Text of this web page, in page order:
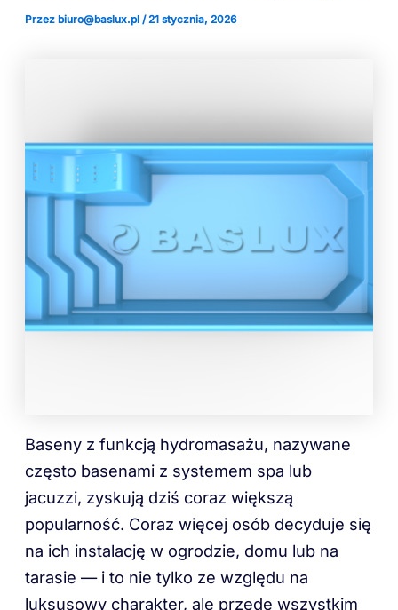
Przezbiuro@baslux.pl/21 stycznia, 2026
Baseny z funkcją hydromasażu, nazywane
często basenami z systemem spa lub
jacuzzi, zyskują dziś coraz większą
popularność. Coraz więcej osób decyduje się
na ich instalację w ogrodzie, domu lub na
tarasie — i to nie tylko ze względu na
luksusowy charakter, ale przede wszystkim